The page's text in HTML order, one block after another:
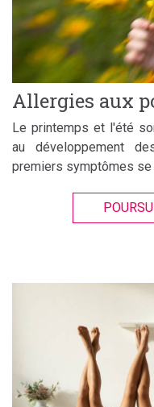
Allergies aux
Le printemps et l'été
au développement
premiers symptômes